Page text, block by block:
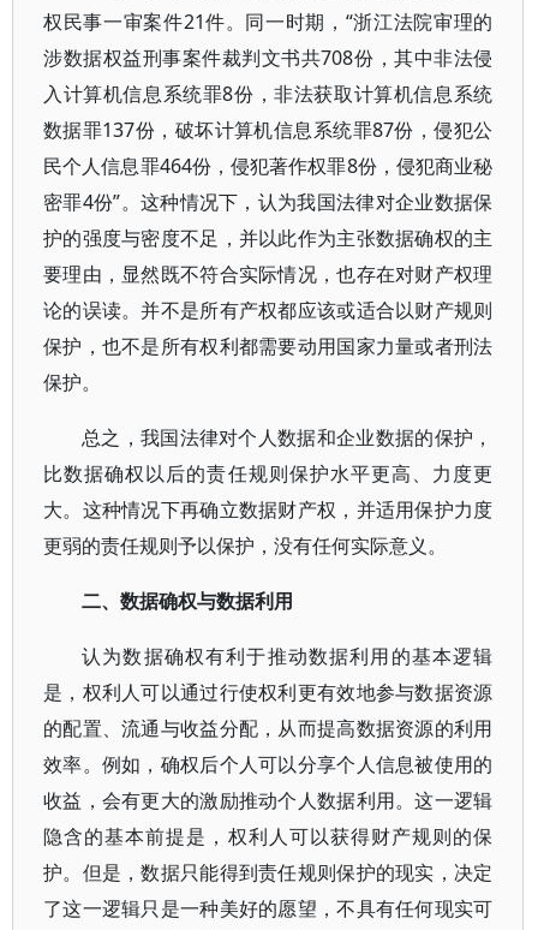
权民事一审案件21件。同一时期，“浙江法院审理的
涉数据权益刑事案件裁判文书共708份，其中非法侵
入计算机信息系统罪8份，非法获取计算机信息系统
数据罪137份，破坏计算机信息系统罪87份，侵犯公
民个人信息罪464份，侵犯著作权罪8份，侵犯商业秘
密罪4份”。这种情况下，认为我国法律对企业数据保
护的强度与密度不足，并以此作为主张数据确权的主
要理由，显然既不符合实际情况，也存在对财产权理
论的误读。并不是所有产权都应该或适合以财产规则
保护，也不是所有权利都需要动用国家力量或者刑法
保护。
总之，我国法律对个人数据和企业数据的保护，
比数据确权以后的责任规则保护水平更高、力度更
大。这种情况下再确立数据财产权，并适用保护力度
更弱的责任规则予以保护，没有任何实际意义。
二、数据确权与数据利用
认为数据确权有利于推动数据利用的基本逻辑
是，权利人可以通过行使权利更有效地参与数据资源
的配置、流通与收益分配，从而提高数据资源的利用
效率。例如，确权后个人可以分享个人信息被使用的
收益，会有更大的激励推动个人数据利用。这一逻辑
隐含的基本前提是，权利人可以获得财产规则的保
护。但是，数据只能得到责任规则保护的现实，决定
了这一逻辑只是一种美好的愿望，不具有任何现实可